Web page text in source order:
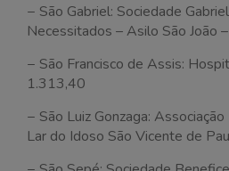
− São Gabriel: Sociedade
Necessitados – Asilo São João
− São Francisco de Assis:
1.313,40
− São Luiz Gonzaga:
Lar do Idoso São Vicente de